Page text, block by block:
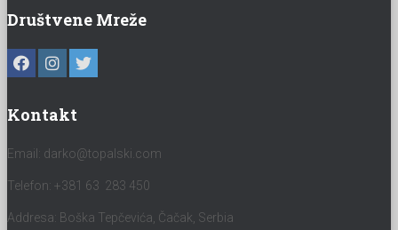
Društvene Mreže
Kontakt
Email: darko@topalski.com
Telefon: +381 63 283 450
Addresa: Boška Tepčevića, Čačak, Serbia